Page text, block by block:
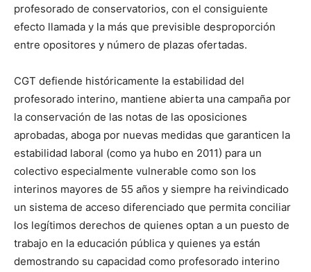
profesorado de conservatorios, con el consiguiente
efecto llamada y la más que previsible desproporción
entre opositores y número de plazas ofertadas.
CGT defiende históricamente la estabilidad del
profesorado interino, mantiene abierta una campaña por
la conservación de las notas de las oposiciones
aprobadas, aboga por nuevas medidas que garanticen la
estabilidad laboral (como ya hubo en 2011) para un
colectivo especialmente vulnerable como son los
interinos mayores de 55 años y siempre ha reivindicado
un sistema de acceso diferenciado que permita conciliar
los legítimos derechos de quienes optan a un puesto de
trabajo en la educación pública y quienes ya están
demostrando su capacidad como profesorado interino